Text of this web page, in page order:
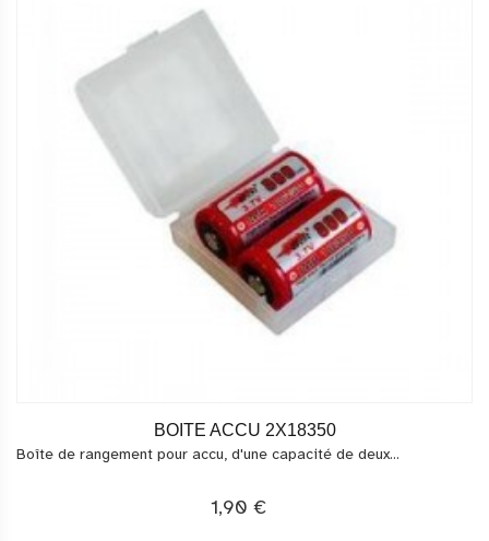
BOITE ACCU 2X18350
Boîte de rangement pour accu, d'une capacité de deux...
1,90 €